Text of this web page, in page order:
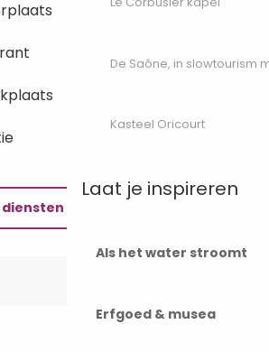
De Saône, in slowtourism
Kasteel Oricourt
Laat je inspireren
Als het water stroomt
Erfgoed & musea
diensten